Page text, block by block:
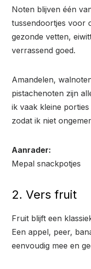
Noten blijven één
tussendoortjes voor
gezonde vetten,
verrassend goed.
Amandelen,
pistachenoten zijn
ik vaak kleine
zodat ik niet
Aanrader:
Mepal snackpotjes
2. Vers fruit
Fruit blijft een
Een appel, peer,
eenvoudig mee en